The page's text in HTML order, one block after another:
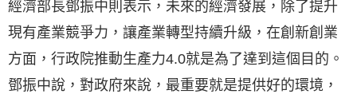
經濟部長鄧振中則表示，未來的經濟發展，除了提升
現有產業競爭力，讓產業轉型持續升級，在創新創業
方面，行政院推動生產力4.0就是為了達到這個目的。
鄧振中說，對政府來說，最重要就是提供好的環境，